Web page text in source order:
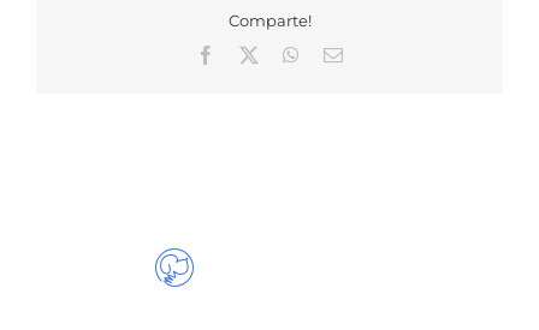
Comparte!
Facebook
WhatsApp
Correo